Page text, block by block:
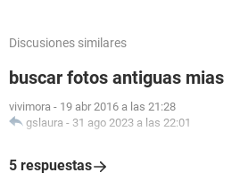
Discusiones similares
buscar fotos antiguas mias
vivimora - 19 abr 2016 a las 21:28
gslaura - 31 ago 2023 a las 22:01
5 respuestas